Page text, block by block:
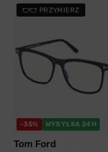
PRZYMIERZ
-35% WYSYŁKA 24H
Tom Ford